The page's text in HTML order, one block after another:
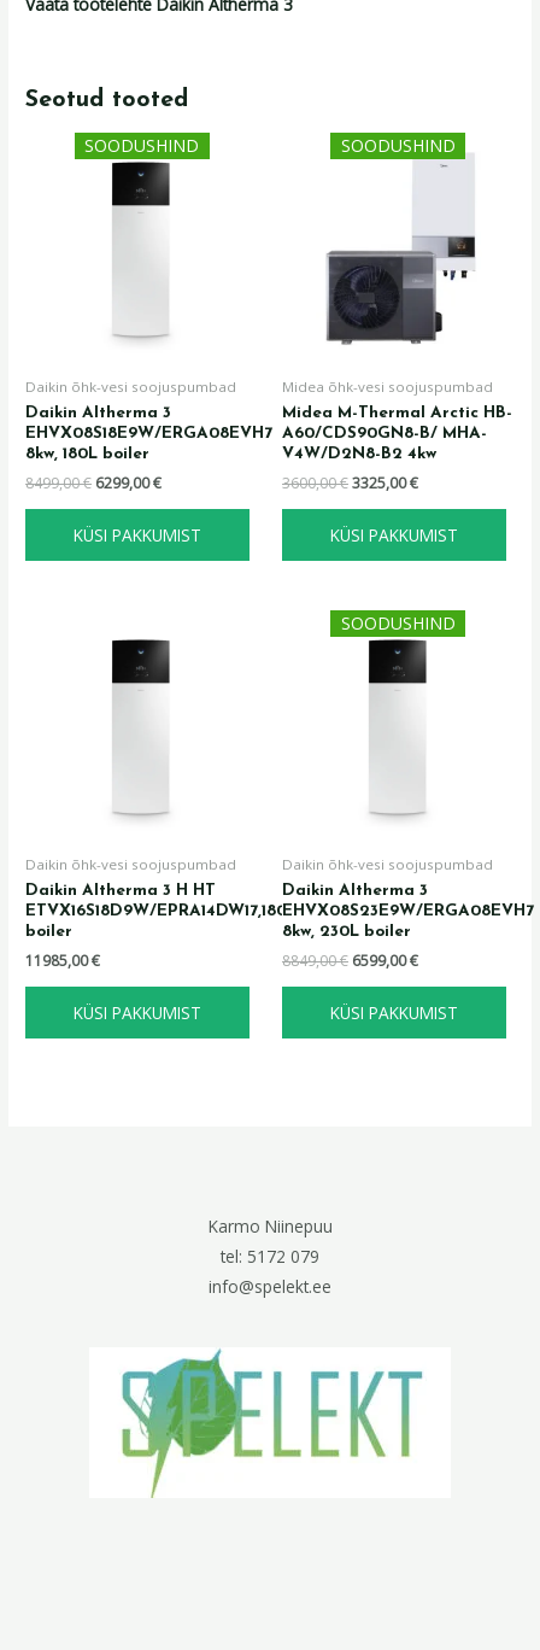
Seotud tooted
SOODUSHIND
Daikin õhk-vesi soojuspumbad
Daikin Altherma 3
EHVX08S18E9W/ERGA08EVH7
8kw, 180L boiler
8499,00€
Algne
hind
8499,00 €.
6299,00€
Praegune
hind
on:
KÜSI PAKKUMIST
SOODUSHIND
Midea õhk-vesi soojuspumbad
Midea M-Thermal Arctic HB-
A60/CDS90GN8-B/ MHA-
V4W/D2N8-B2 4kw
3600,00€
Algne
hind
3325,00€
Praegune
hind
KÜSI PAKKUMIST
Daikin õhk-vesi soojuspumbad
Daikin Altherma 3 H HT
ETVX16S18D9W/EPRA14DW17,180L
boiler
11985,00€
KÜSI PAKKUMIST
SOODUSHIND
Daikin õhk-vesi soojuspumbad
Daikin Altherma 3
EHVX08S23E9W/ERGA08EVH7
8kw, 230L boiler
8849,00€
Algne
hind
8849,00 €.
6599,00€
Praegune
hind
on:
KÜSI PAKKUMIST
Karmo Niinepuu
tel: 5172 079
info@spelekt.ee